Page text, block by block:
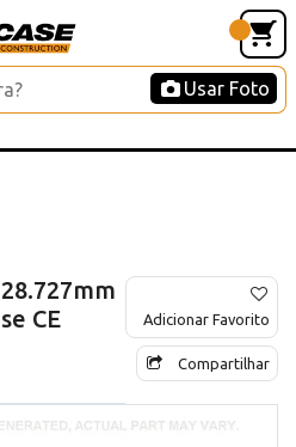
Usar Foto
CE
Adicionar Favorito
Compartilhar